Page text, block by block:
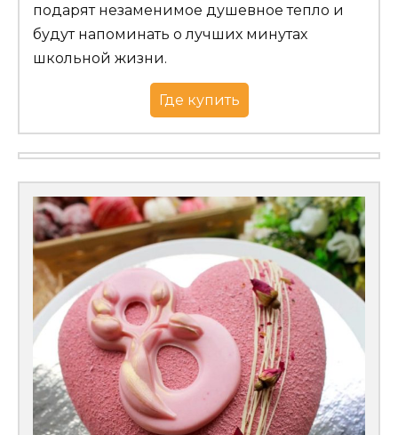
подарят незаменимое душевное тепло и
будут напоминать о лучших минутах
школьной жизни.
Где купить